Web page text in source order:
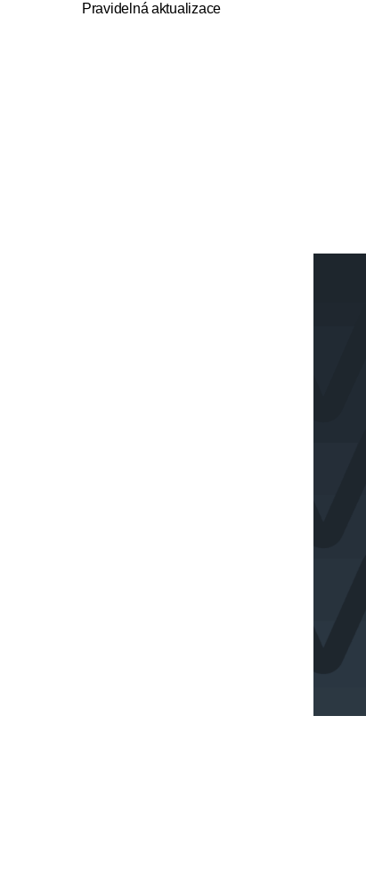
Pravidelná aktualizace